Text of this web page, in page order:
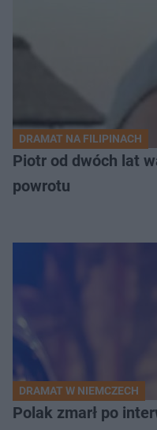
DRAMAT NA FILIPINACH
Piotr od dwóch lat
powrotu
DRAMAT W NIEMCZECH
Polak zmarł po